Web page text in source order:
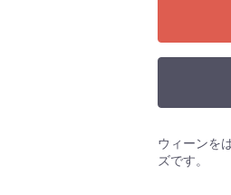
ウィーンを
ズです。